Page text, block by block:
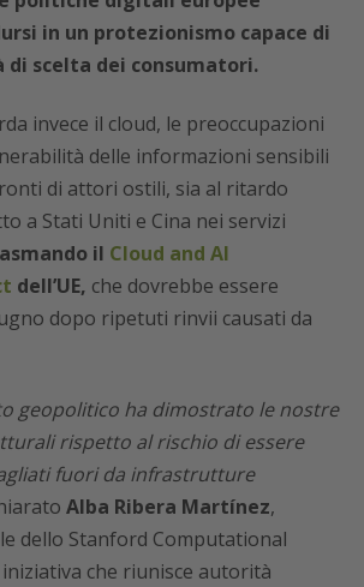
in un protezionismo capace di
scelta dei consumatori.
invece il cloud, le preoccupazioni
delle informazioni sensibili
di attori ostili, sia al ritardo
a Stati Uniti e Cina nei servizi
il Cloud and AI
dell’UE, che dovrebbe essere
dopo ripetuti rinvii causati da
geopolitico ha dimostrato le nostre
rispetto al rischio di essere
fuori da infrastrutture
Alba Ribera Martínez,
dello Stanford Computational
che riunisce autorità